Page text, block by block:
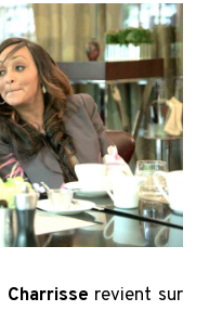
Charrisse revient sur